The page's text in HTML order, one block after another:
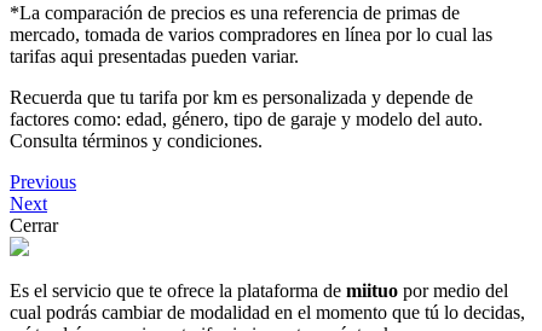
*La comparación de precios es una referencia de primas de
mercado, tomada de varios compradores en línea por lo cual las
tarifas aqui presentadas pueden variar.
Recuerda que tu tarifa por km es personalizada y depende de
factores como: edad, género, tipo de garaje y modelo del auto.
Consulta términos y condiciones.
Previous
Next
Cerrar
Es el servicio que te ofrece la plataforma de miituo por medio del
cual podrás cambiar de modalidad en el momento que tú lo decidas,